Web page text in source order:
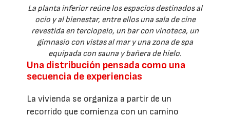
La planta inferior reúne los espacios destinados al
ocio y al bienestar, entre ellos una sala de cine
revestida en terciopelo, un bar con vinoteca, un
gimnasio con vistas al mar y una zona de spa
equipada con sauna y bañera de hielo.
Una distribución pensada como una
secuencia de experiencias
La vivienda se organiza a partir de un
recorrido que comienza con un camino